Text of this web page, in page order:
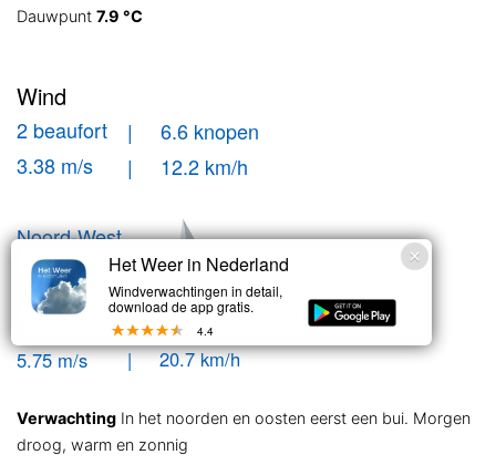
Dauwpunt 7.9 °C
Wind
2 beaufort
| 6.6 knopen
3.38 m/s
| 12.2 km/h
Noord-West
Windstoten
| 11.2 knopen
5.75 m/s
| 20.7 km/h
Verwachting In het noorden en oosten eerst een bui. Morgen
droog, warm en zonnig
Het Weer in Nederland
Windverwachtingen in detail,
download de app gratis.
4.4